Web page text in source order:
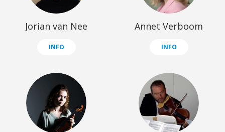
Jorian van Nee
INFO
Annet Verboom
INFO